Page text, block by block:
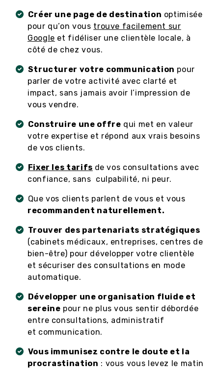
Créer une page de destination optimisée
pour qu’on vous trouve facilement sur
Google et fidéliser une clientèle locale, à
côté de chez vous.
Structurer votre communication pour
parler de votre activité avec clarté et
impact, sans jamais avoir l’impression de
vous vendre.
Construire une offre qui met en valeur
votre expertise et répond aux vrais besoins
de vos clients.
Fixer les tarifs de vos consultations avec
confiance, sans culpabilité, ni peur.
Que vos clients parlent de vous et vous
recommandent naturellement.
Trouver des partenariats stratégiques
(cabinets médicaux, entreprises, centres de
bien-être) pour développer votre clientèle
et sécuriser des consultations en mode
automatique.
Développer une organisation fluide et
sereine pour ne plus vous sentir débordée
entre consultations, administratif
et communication.
Vous immunisez contre le doute et la
procrastination : vous vous levez le matin